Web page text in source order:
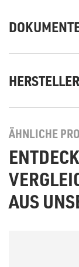
HERSTELLER
ÄHNLICHE
AUS